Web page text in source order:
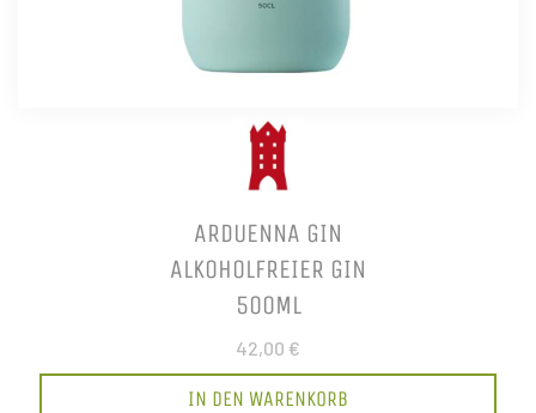
ARDUENNA GIN
ALKOHOLFREIER GIN
500ML
42,00 €
IN DEN WARENKORB